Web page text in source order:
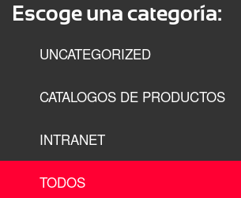
Escoge una categoría:
UNCATEGORIZED
CATALOGOS DE PRODUCTOS
INTRANET
TODOS